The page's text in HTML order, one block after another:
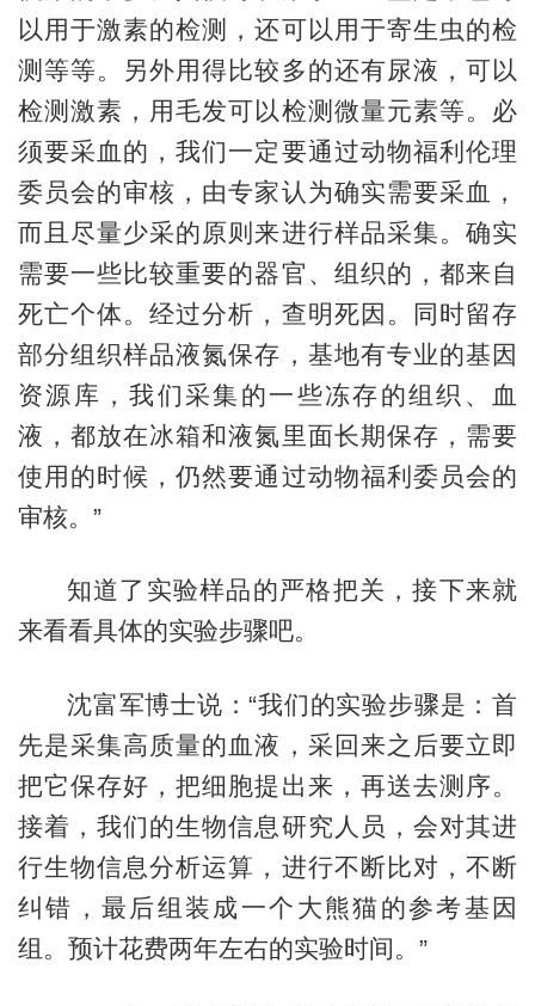
以用于激素的检测，还可以用于寄生虫的检
测等等。另外用得比较多的还有尿液，可以
检测激素，用毛发可以检测微量元素等。必
须要采血的，我们一定要通过动物福利伦理
委员会的审核，由专家认为确实需要采血，
而且尽量少采的原则来进行样品采集。确实
需要一些比较重要的器官、组织的，都来自
死亡个体。经过分析，查明死因。同时留存
部分组织样品液氮保存，基地有专业的基因
资源库，我们采集的一些冻存的组织、血
液，都放在冰箱和液氮里面长期保存，需要
使用的时候，仍然要通过动物福利委员会的
审核。”
知道了实验样品的严格把关，接下来就
来看看具体的实验步骤吧。
沈富军博士说：“我们的实验步骤是：首
先是采集高质量的血液，采回来之后要立即
把它保存好，把细胞提出来，再送去测序。
接着，我们的生物信息研究人员，会对其进
行生物信息分析运算，进行不断比对，不断
纠错，最后组装成一个大熊猫的参考基因
组。预计花费两年左右的实验时间。”